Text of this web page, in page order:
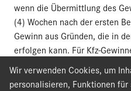
wenn die Übermittlung des
(4) Wochen nach der ersten
Gewinn aus Gründen, die in
erfolgen kann. Für Kfz-
Wir verwenden Cookies, um
personalisieren, Funktionen